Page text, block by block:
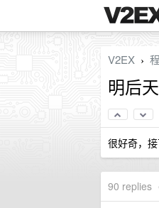
V2EX ›
明后
很好奇，
90 replies